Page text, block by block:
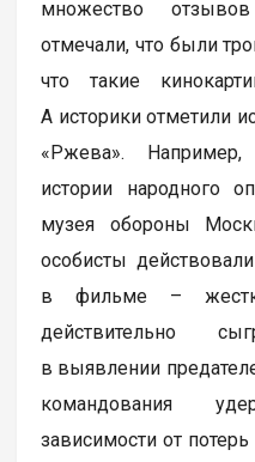
множество
отмечали, что были
что такие
А историки отметили
«Ржева». Например,
истории народного
музея обороны
особисты
в фильме –
действительно
в выявлении
командования
зависимости от